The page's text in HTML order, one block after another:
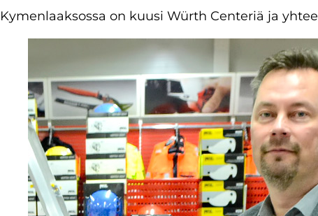
Kymenlaaksossa on kuusi Würth Centeriä ja